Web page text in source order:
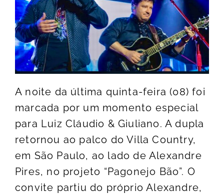
A noite da última quinta-feira (08) foi
marcada por um momento especial
para Luiz Cláudio & Giuliano. A dupla
retornou ao palco do Villa Country,
em São Paulo, ao lado de Alexandre
Pires, no projeto “Pagonejo Bão”. O
convite partiu do próprio Alexandre,